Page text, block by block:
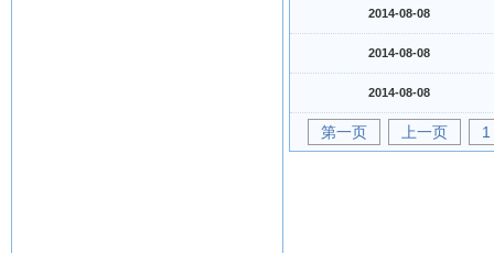
2014-08-08
2014-08-08
2014-08-08
第一页 上一页 1